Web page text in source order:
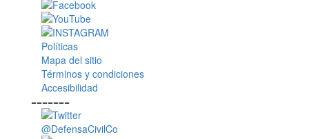
Políticas
Mapa del sitio
Términos y condiciones
Accesibilidad
=======
@DefensaCivilCo